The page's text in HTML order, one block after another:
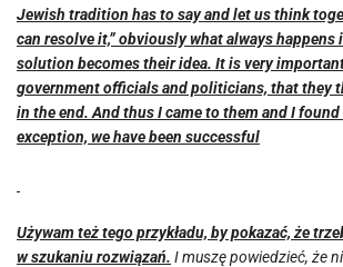
Jewish tradition has to say and let us think
can resolve it,” obviously what always happens
solution becomes their idea. It is very
government officials and politicians, that they
in the end. And thus I came to them and I
exception, we have been successful
Używam też tego przykładu, by pokazać, że
w szukaniu rozwiązań. I muszę powiedzieć, że